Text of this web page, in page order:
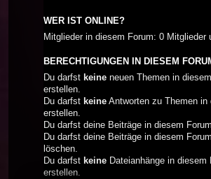
WER IST ONLINE?
Mitglieder in diesem Forum: 0 Mitglieder
BERECHTIGUNGEN IN DIESEM
Du darfst keine neuen Themen in
erstellen.
Du darfst keine Antworten zu Themen in
erstellen.
Du darfst deine Beiträge in diesem Forum
Du darfst deine Beiträge in diesem Forum
löschen.
Du darfst keine Dateianhänge in diesem
erstellen.